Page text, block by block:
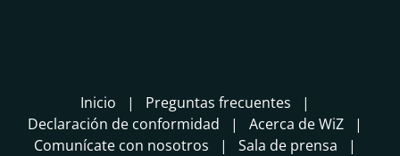
Inicio
Preguntas frecuentes
Declaración de conformidad
Acerca de WiZ
Comunícate con nosotros
Sala de prensa